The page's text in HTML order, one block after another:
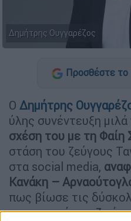
Δημήτρης Ουγγαρέζος
Προσθέστε
Ο Δημήτρης
ύλης συνέντευξη
σχέση του με τη Φαίη
στάση του ζεύγους
στα social media,
Κανάκη –
πως βίωσε τις
προσωπική του ζωή.